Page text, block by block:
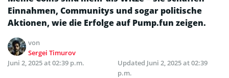
Einnahmen, Communitys und sogar politische
Aktionen, wie die Erfolge auf Pump.fun zeigen.
von
Sergei Timurov
Juni 2, 2025 at 02:39 p.m.
Updated Juni 2, 2025 at 02:39
p.m.